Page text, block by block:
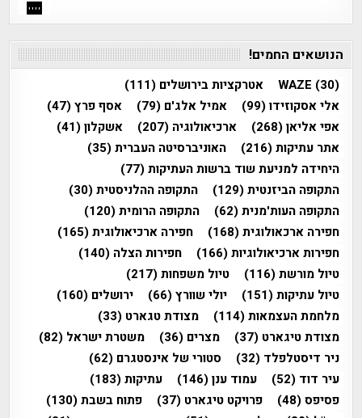
הנושאים החמים!
WAZE (30) אטרקציות בירושלים (111)
אלי אסקוזידו(99) אמיל אלג'ם (79) אסף פרץ(47)
אפי אליאן(268) ארכיאולוגיה (207) אשקלון(41)
אתר עתיקות(216) האוניברסיטה העברית(35)
היחידה למניעת שוד ברשות העתיקות(77)
התקופה הביזנטית(129) התקופה ההלניסטית(30)
התקופה העות'מנית(62) התקופה הרומית(120)
חפירה ארכאולוגית(168) חפירה ארכיאולוגית(165)
חפירות ארכיאולוגיות(166) חפירות הצלה (140)
טיול מורשת(116) טיול משפחות(217)
טיול עתיקות(151) יולי שוורץ(66) ירושלים (160)
מלחמת העצמאות(114) מצודת טגארט (33)
מצודת טיגארט (37) מצרים (36) משטרת ישראל (82)
ניר דיסטלפלד (32) סטורי של אינסטגרם (62)
עיר דוד (52) עמוד ענן(146) עתיקות(183)
פסיפס(48) פרויקט טיגארט (37) פתוח בשבת(130)